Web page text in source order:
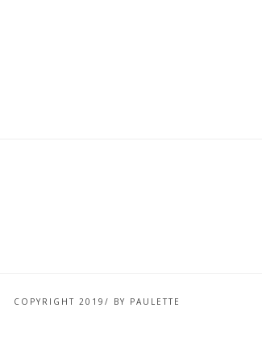
COPYRIGHT 2019/ BY PAULETTE